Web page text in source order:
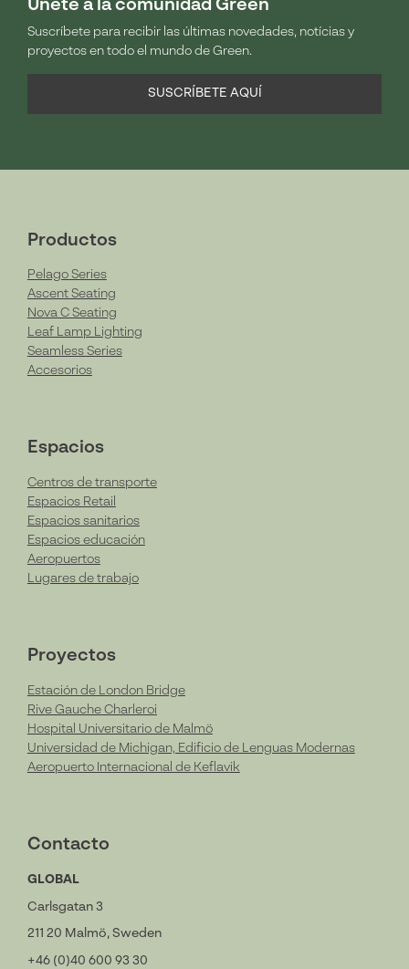
Únete a la comunidad Green
Suscríbete para recibir las últimas novedades, notícias y
proyectos en todo el mundo de Green.
SUSCRÍBETE AQUÍ
Productos
Pelago Series
Ascent Seating
Nova C Seating
Leaf Lamp Lighting
Seamless Series
Accesorios
Espacios
Centros de transporte
Espacios Retail
Espacios sanitarios
Espacios educación
Aeropuertos
Lugares de trabajo
Proyectos
Estación de London Bridge
Rive Gauche Charleroi
Hospital Universitario de Malmö
Universidad de Michigan, Edificio de Lenguas Modernas
Aeropuerto Internacional de Keflavik
Contacto
GLOBAL
Carlsgatan 3
211 20 Malmö, Sweden
+46 (0)40 600 93 30